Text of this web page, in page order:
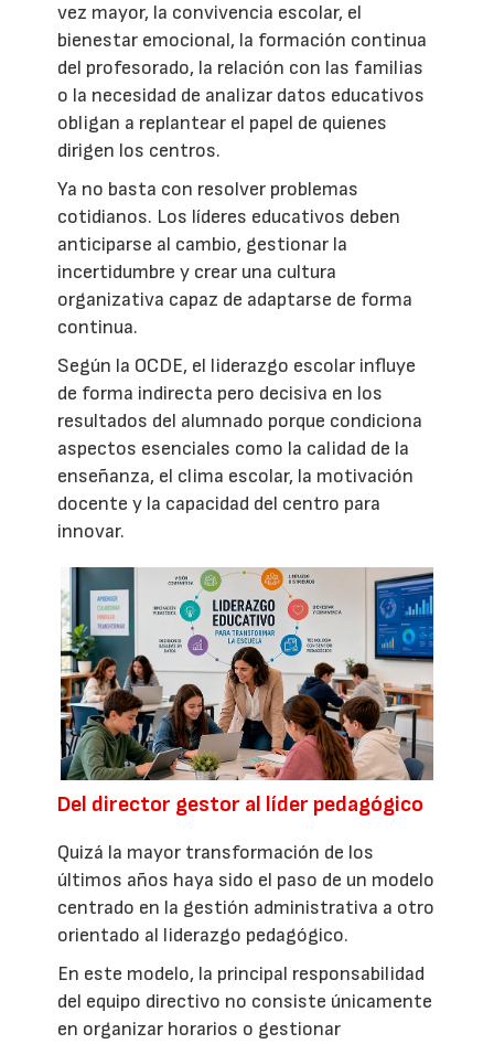
vez mayor, la convivencia escolar, el
bienestar emocional, la formación continua
del profesorado, la relación con las familias
o la necesidad de analizar datos educativos
obligan a replantear el papel de quienes
dirigen los centros.
Ya no basta con resolver problemas
cotidianos. Los líderes educativos deben
anticiparse al cambio, gestionar la
incertidumbre y crear una cultura
organizativa capaz de adaptarse de forma
continua.
Según la OCDE, el liderazgo escolar influye
de forma indirecta pero decisiva en los
resultados del alumnado porque condiciona
aspectos esenciales como la calidad de la
enseñanza, el clima escolar, la motivación
docente y la capacidad del centro para
innovar.
Del director gestor al líder pedagógico
Quizá la mayor transformación de los
últimos años haya sido el paso de un modelo
centrado en la gestión administrativa a otro
orientado al liderazgo pedagógico.
En este modelo, la principal responsabilidad
del equipo directivo no consiste únicamente
en organizar horarios o gestionar